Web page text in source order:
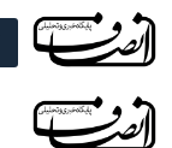
Skip
content